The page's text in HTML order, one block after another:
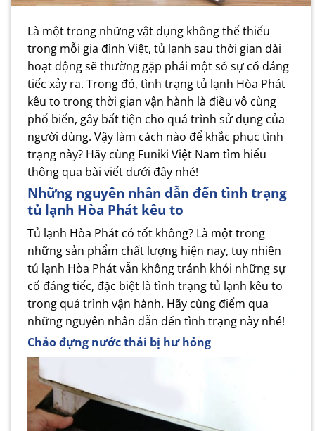
Là một trong những vật dụng không thể thiếu
trong mỗi gia đình Việt, tủ lạnh sau thời gian dài
hoạt động sẽ thường gặp phải một số sự cố đáng
tiếc xảy ra. Trong đó, tình trạng tủ lạnh Hòa Phát
kêu to trong thời gian vận hành là điều vô cùng
phổ biến, gây bất tiện cho quá trình sử dụng của
người dùng. Vậy làm cách nào để khắc phục tình
trạng này? Hãy cùng Funiki Việt Nam tìm hiểu
thông qua bài viết dưới đây nhé!
Những nguyên nhân dẫn đến tình trạng
tủ lạnh Hòa Phát kêu to
Tủ lạnh Hòa Phát có tốt không? Là một trong
những sản phẩm chất lượng hiện nay, tuy nhiên
tủ lạnh Hòa Phát vẫn không tránh khỏi những sự
cố đáng tiếc, đặc biệt là tình trạng tủ lạnh kêu to
trong quá trình vận hành. Hãy cùng điểm qua
những nguyên nhân dẫn đến tình trạng này nhé!
Chảo đựng nước thải bị hư hỏng